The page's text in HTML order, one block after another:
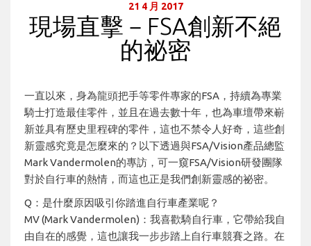
21 4 月 2017
現場直擊－FSA創新不絕
的祕密
一直以來，身為龍頭把手等零件專家的FSA，持續為專業
騎士打造最佳零件，並且在過去數十年，也為車壇帶來嶄
新並具有歷史里程碑的零件，這也不禁令人好奇，這些創
新靈感究竟是怎麼來的？以下透過與FSA/Vision產品總監
Mark Vandermolen的專訪，可一窺FSA/Vision研發團隊
對於自行車的熱情，而這也正是我們創新靈感的祕密。
Q：是什麼原因吸引你踏進自行車產業呢？
MV (Mark Vandermolen)：我喜歡騎自行車，它帶給我自
由自在的感覺，這也讓我一步步踏上自行車競賽之路。在